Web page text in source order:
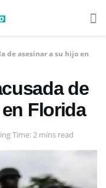
de asesinar a su hijo en
de
Florida
Time: 2 mins read